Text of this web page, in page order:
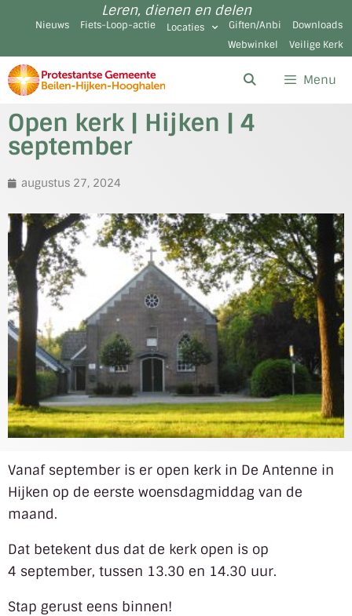
Leren, dienen en delen
Nieuws Fiets-Loop-actie Locaties Giften/Anbi
Downloads
Webwinkel
Veilige Kerk
Menu
Open kerk | Hijken | 4
september
augustus 27, 2024
Vanaf september is er open kerk in De Antenne in
Hijken op de eerste woensdagmiddag van de
maand.
Dat betekent dus dat de kerk open is op
4 september, tussen 13.30 en 14.30 uur.
Stap gerust eens binnen!